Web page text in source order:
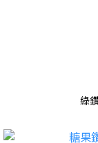
綠